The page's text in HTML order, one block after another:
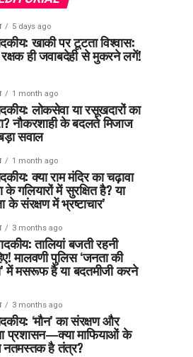
5 days ago
खाकी पर टूटता विश्वास:
ही जवाबदेही से मुकरने लगें!
1 month ago
लोकसेवा या रसूखदारों का
नौकरशाही के बदलते मिजाज
सवाल
1 month ago
क्या राम मंदिर का चढ़ावा
के गलियारों में सुरक्षित है? या
के संरक्षण में भ्रष्टाचार’
3 months ago
तालियां बजती रहनी
मालवणी पुलिस ‘जनता की
में मसरूफ है या बदतमीजी करने
3 months ago
‘मौन’ का संरक्षण और
प्रशासन—क्या माफियाओं के
है तंत्र?